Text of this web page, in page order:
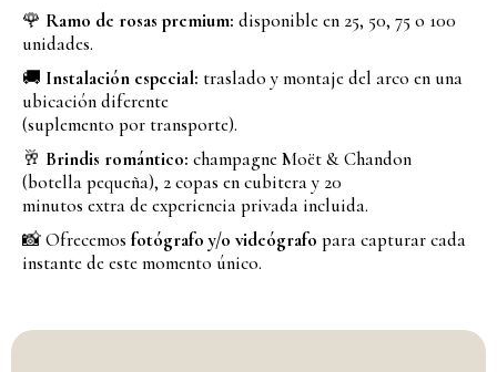
🌹 Ramo de rosas premium: disponible en 25, 50, 75 o 100
unidades.
🚚 Instalación especial: traslado y montaje del arco en una
ubicación diferente
(suplemento por transporte).
🥂 Brindis romántico: champagne Moët & Chandon
(botella pequeña), 2 copas en cubitera y 20
minutos extra de experiencia privada incluida.
📸 Ofrecemos fotógrafo y/o videógrafo para capturar cada
instante de este momento único.